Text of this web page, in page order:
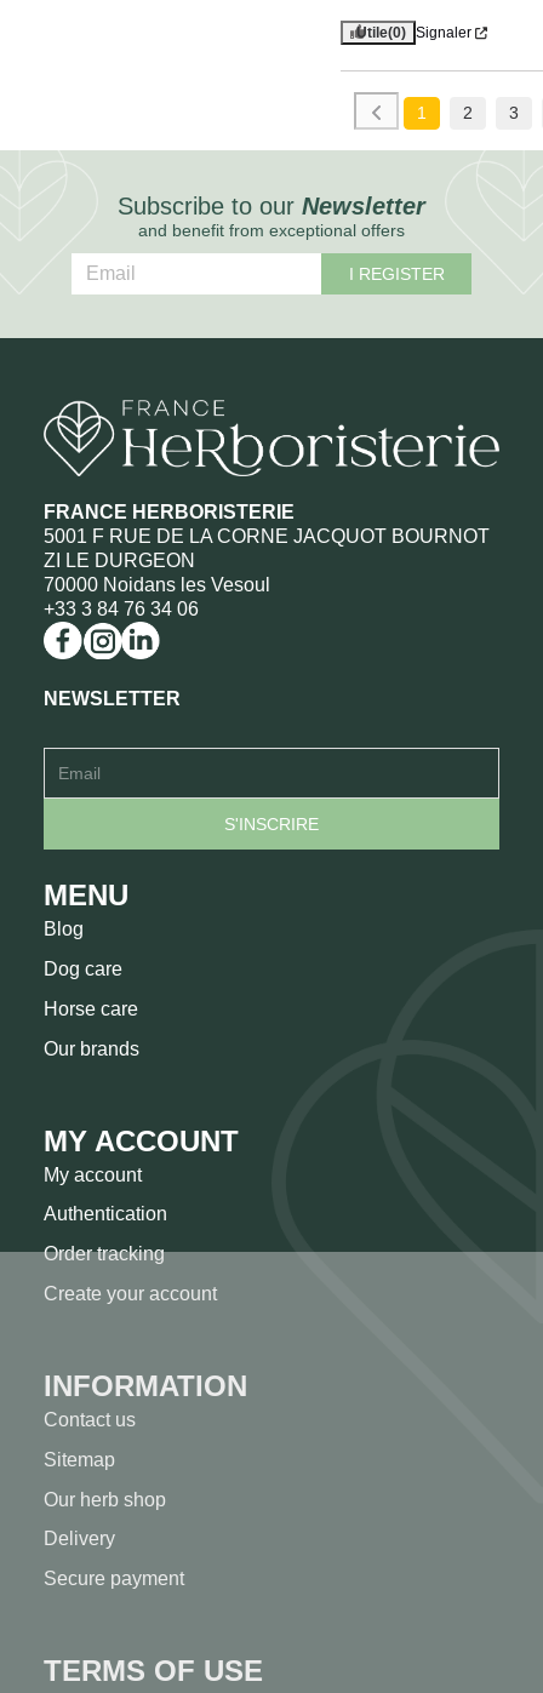
Utile(0) Signaler
1 2 3
Subscribe to our Newsletter
and benefit from exceptional offers
I REGISTER
FRANCE HERBORISTERIE
5001 F RUE DE LA CORNE JACQUOT BOURNOT
ZI LE DURGEON
70000 Noidans les Vesoul
+33 3 84 76 34 06
NEWSLETTER
MENU
Blog
Dog care
Horse care
Our brands
MY ACCOUNT
My account
Authentication
Order tracking
Create your account
INFORMATION
Contact us
Sitemap
Our herb shop
Delivery
Secure payment
TERMS OF USE